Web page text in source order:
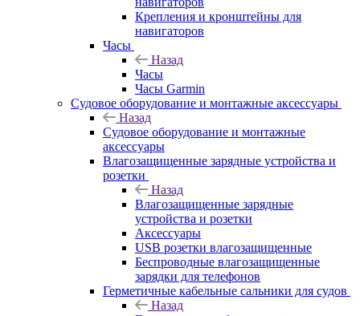
Крепления и кронштейны для
навигаторов
Часы
Назад
Часы
Часы Garmin
Судовое оборудование и монтажные аксессуары
Назад
Судовое оборудование и монтажные
аксессуары
Влагозащищенные зарядные устройства и
розетки
Назад
Влагозащищенные зарядные
устройства и розетки
Аксессуары
USB розетки влагозащищенные
Беспроводные влагозащищенные
зарядки для телефонов
Герметичные кабельные сальники для судов
Назад